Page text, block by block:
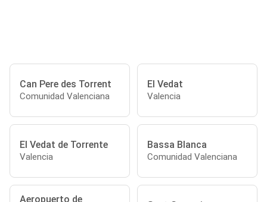
Can Pere des Torrent
Comunidad Valenciana
El Vedat
Valencia
El Vedat de Torrente
Valencia
Bassa Blanca
Comunidad Valenciana
Aeropuerto de